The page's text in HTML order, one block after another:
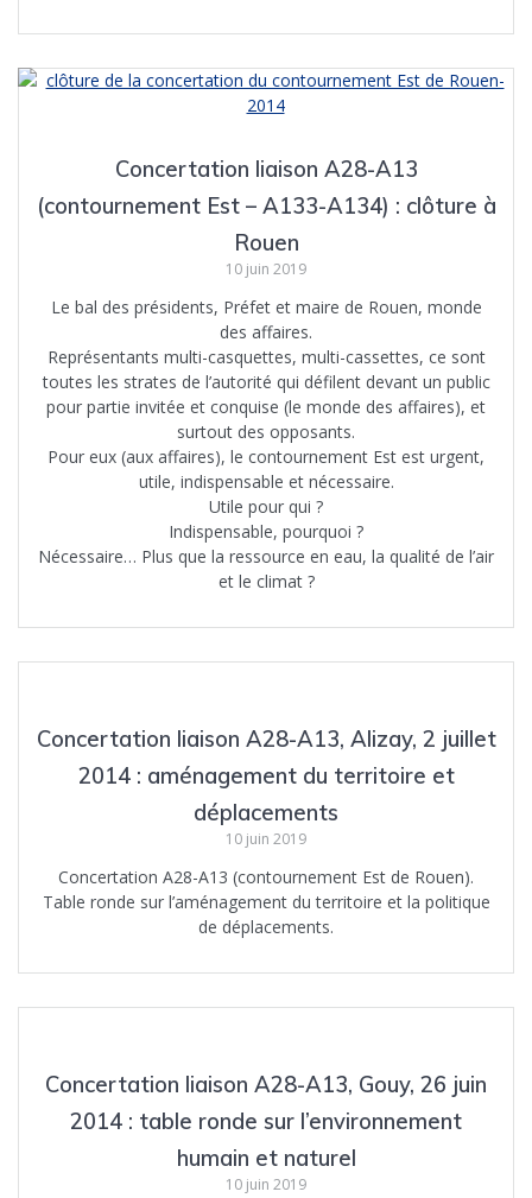
Concertation liaison A28-A13
(contournement Est – A133-A134) : clôture à
Rouen
10 juin 2019
Le bal des présidents, Préfet et maire de Rouen, monde
des affaires.
Représentants multi-casquettes, multi-cassettes, ce sont
toutes les strates de l’autorité qui défilent devant un public
pour partie invitée et conquise (le monde des affaires), et
surtout des opposants.
Pour eux (aux affaires), le contournement Est est urgent,
utile, indispensable et nécessaire.
Utile pour qui ?
Indispensable, pourquoi ?
Nécessaire… Plus que la ressource en eau, la qualité de l’air
et le climat ?
Concertation liaison A28-A13, Alizay, 2 juillet
2014 : aménagement du territoire et
déplacements
10 juin 2019
Concertation A28-A13 (contournement Est de Rouen).
Table ronde sur l’aménagement du territoire et la politique
de déplacements.
Concertation liaison A28-A13, Gouy, 26 juin
2014 : table ronde sur l’environnement
humain et naturel
10 juin 2019